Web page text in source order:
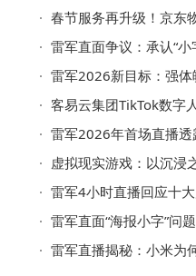
春节服务再升级！京东物流坚守承诺，
雷军直面争议：承认“小字营销”是
雷军2026新目标：强体魄、学叉车
客易云集团TikTok数字人：以创新科
雷军2026年首场直播透露：小米
虚拟现实游戏：以沉浸之姿，为教
雷军4小时直播回应十大质疑：强调客观评
雷军直面“海报小字”问题：行业陋习
雷军直播揭秘：小米为何在主驾设